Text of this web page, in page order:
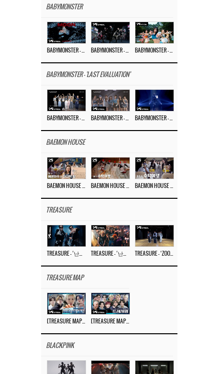
BABYMONSTER
BABYMONSTER - 'LAST EVALUATION'
BAEMON HOUSE
TREASURE
TREASURE MAP
BLACKPINK